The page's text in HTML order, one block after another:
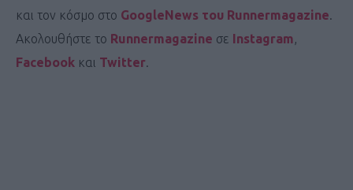
και τον κόσμο στο GoogleNews του Runnermagazine.
Ακολουθήστε το Runnermagazine σε Instagram,
Facebook και Twitter.